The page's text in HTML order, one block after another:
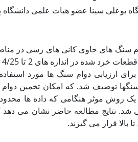
بوعلی سینا عضو هیات علمی دانشگاه
سنگ های حاوی کانی های رسی در
توصیف شد. که امکان تخمین دوام
روش موثر هنگامی که داده ها